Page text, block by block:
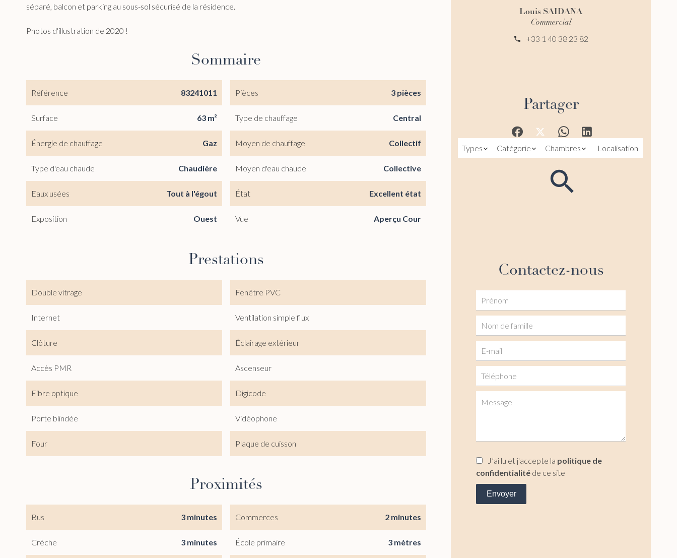
séparé, balcon et parking au sous-sol sécurisé de la résidence.
Photos d'illustration de 2020 !
Sommaire
Référence 83241011 Pièces 3 pièces
Surface 63 m² Type de chauffage Central
Énergie de chauffage Gaz Moyen de chauffage Collectif
Type d'eau chaude Chaudière Moyen d'eau chaude Collective
Eaux usées Tout à l'égout État Excellent état
Exposition Ouest Vue Aperçu Cour
Prestations
Double vitrage Fenêtre PVC
Internet Ventilation simple flux
Clôture Éclairage extérieur
Accès PMR Ascenseur
Fibre optique Digicode
Porte blindée Vidéophone
Four Plaque de cuisson
Proximités
Bus 3 minutes Commerces 2 minutes
Crèche 3 minutes École primaire 3 mètres
Louis SAIDANA
Commercial
+33 1 40 38 23 82
Partager
Types Catégorie Chambres Localisation
Contactez-nous
J’ai lu et j'accepte la politique de
confidentialité de ce site
Envoyer